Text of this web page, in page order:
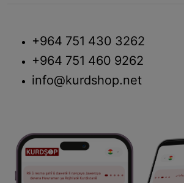
+964 751 430 3262
+964 751 460 9262
info@kurdshop.net